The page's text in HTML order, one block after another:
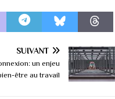
SUIVANT
un enjeu
être au travail